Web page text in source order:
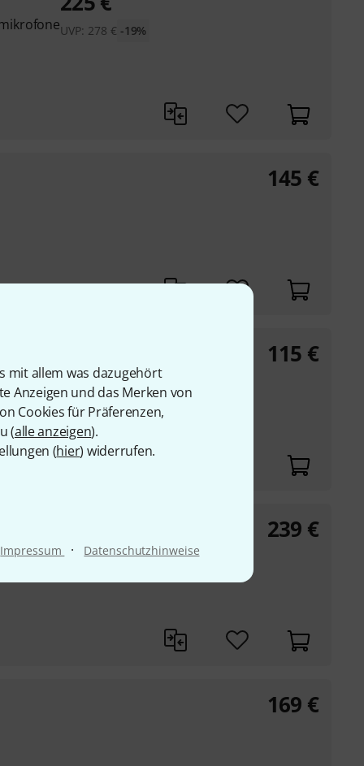
mit allem was dazugehört
Anzeigen und das Merken von
Cookies für Präferenzen,
(alle anzeigen).
(hier) widerrufen.
Impressum · Datenschutzhinweise
UVP: 278 € -19%
145 €
115 €
239 €
169 €